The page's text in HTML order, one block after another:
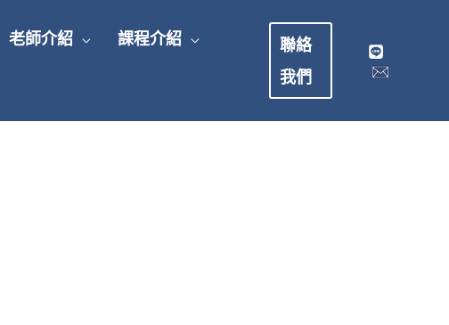
老師介紹 課程介紹
聯絡
我們